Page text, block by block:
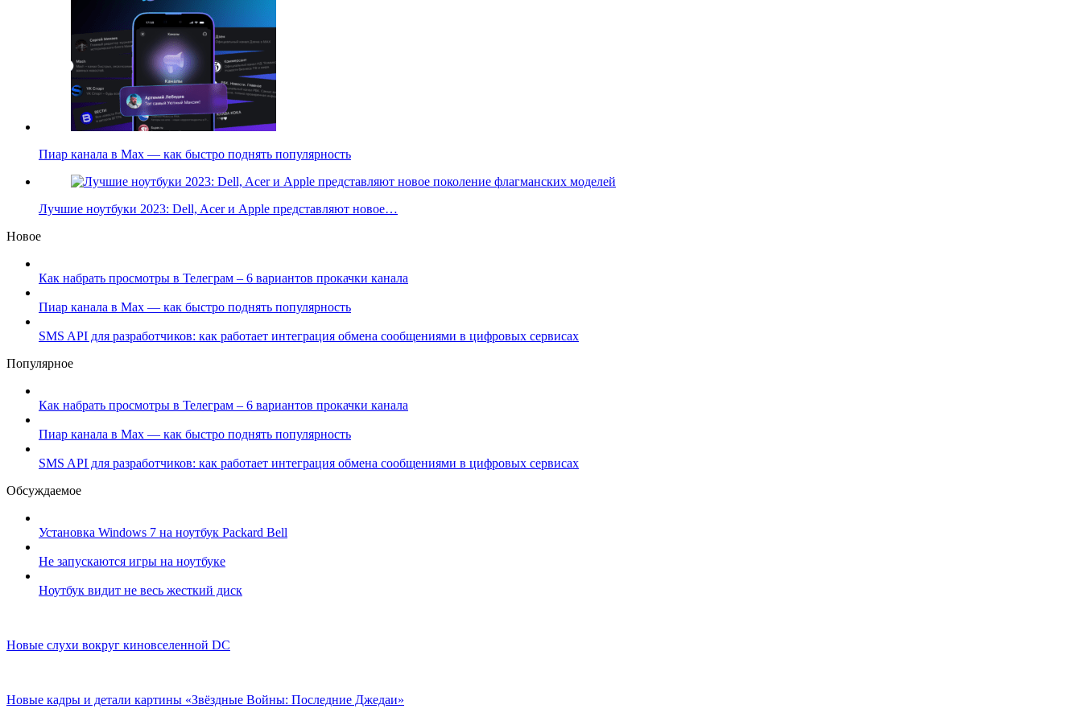
Пиар канала в Max — как быстро поднять популярность
Лучшие ноутбуки 2023: Dell, Acer и Apple представляют новое…
Новое
Как набрать просмотры в Телеграм – 6 вариантов прокачки канала
Пиар канала в Max — как быстро поднять популярность
SMS API для разработчиков: как работает интеграция обмена сообщениями в цифровых сервисах
Популярное
Как набрать просмотры в Телеграм – 6 вариантов прокачки канала
Пиар канала в Max — как быстро поднять популярность
SMS API для разработчиков: как работает интеграция обмена сообщениями в цифровых сервисах
Обсуждаемое
Установка Windows 7 на ноутбук Packard Bell
Не запускаются игры на ноутбуке
Ноутбук видит не весь жесткий диск
Новые слухи вокруг киновселенной DC
Новые кадры и детали картины «Звёздные Войны: Последние Джедаи»